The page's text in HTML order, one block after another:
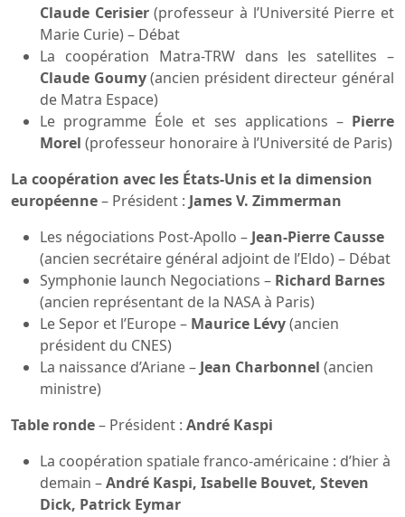
Claude Cerisier(professeur à l’Université Pierre et
Marie Curie) – Débat
La coopération Matra-TRW dans les satellites –
Claude Goumy(ancien président directeur général
de Matra Espace)
Le programme Éole et ses applications – Pierre
Morel (professeur honoraire à l’Université de Paris)
La coopération avec les États-Unis et la dimension
européenne– Président : James V. Zimmerman
Les négociations Post-Apollo – Jean-Pierre Causse
(ancien secrétaire général adjoint de l’Eldo) – Débat
Symphonie launch Negociations – Richard Barnes
(ancien représentant de la NASA à Paris)
Le Sepor et l’Europe – Maurice Lévy(ancien
président du CNES)
La naissance d’Ariane – Jean Charbonnel (ancien
ministre)
Table ronde– Président : André Kaspi
La coopération spatiale franco-américaine : d’hier à
demain –André Kaspi, Isabelle Bouvet, Steven
Dick, Patrick Eymar